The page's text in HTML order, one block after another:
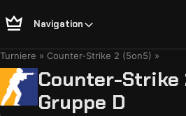
Navigation
Turniere Counter-Strike 2 (5on5)
Counter-Strike
Gruppe D